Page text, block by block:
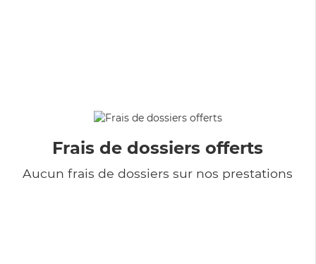
Frais de dossiers offerts
Aucun frais de dossiers sur nos prestations